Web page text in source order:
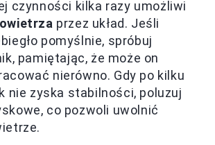
czynności kilka razy umożliwi
przez układ. Jeśli
pomyślnie, spróbuj
pamiętając, że może on
nierówno. Gdy po kilku
nie zyska stabilności, poluzuj
co pozwoli uwolnić